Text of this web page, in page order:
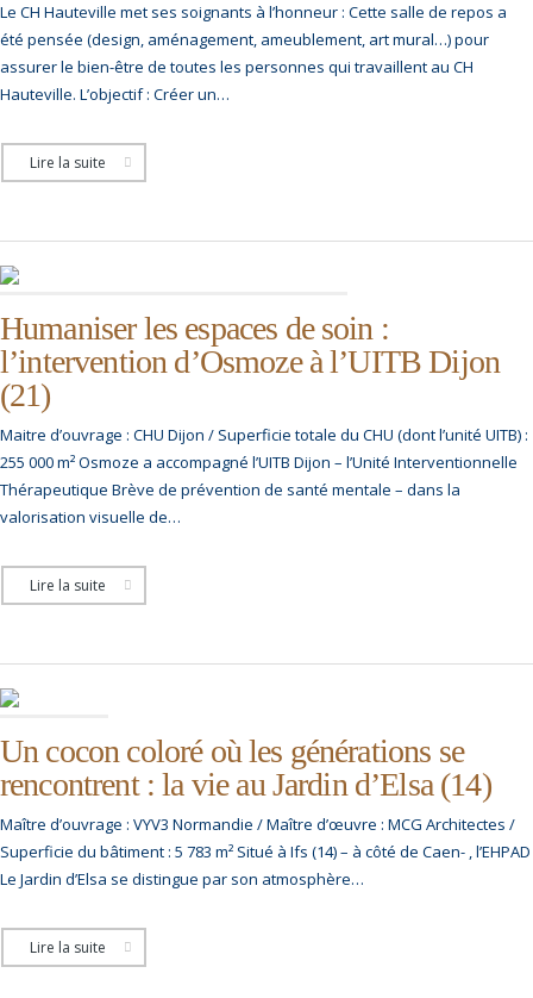
Le CH Hauteville met ses soignants à l’honneur : Cette salle de repos a
été pensée (design, aménagement, ameublement, art mural…) pour
assurer le bien-être de toutes les personnes qui travaillent au CH
Hauteville. L’objectif : Créer un…
Lire la suite
Humaniser les espaces de soin :
l’intervention d’Osmoze à l’UITB Dijon
(21)
Maitre d’ouvrage : CHU Dijon / Superficie totale du CHU (dont l’unité UITB) :
255 000 m² Osmoze a accompagné l’UITB Dijon – l’Unité Interventionnelle
Thérapeutique Brève de prévention de santé mentale – dans la
valorisation visuelle de…
Lire la suite
Un cocon coloré où les générations se
rencontrent : la vie au Jardin d’Elsa (14)
Maître d’ouvrage : VYV3 Normandie / Maître d’œuvre : MCG Architectes /
Superficie du bâtiment : 5 783 m² Situé à Ifs (14) – à côté de Caen- , l’EHPAD
Le Jardin d’Elsa se distingue par son atmosphère…
Lire la suite